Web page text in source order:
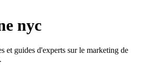
nyc
et guides d'experts sur le marketing de